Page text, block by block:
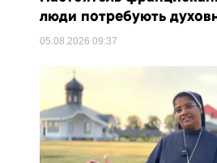
люди потребують
05.08.202609:37